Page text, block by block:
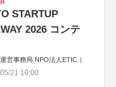
STARTUP
2026 コンテ
営事務局 NPO法人ETIC.）
21 10:00